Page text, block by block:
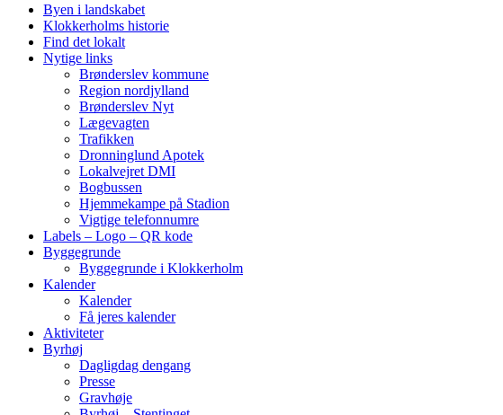
Byen i landskabet
Klokkerholms historie
Find det lokalt
Nytige links
Brønderslev kommune
Region nordjylland
Brønderslev Nyt
Lægevagten
Trafikken
Dronninglund Apotek
Lokalvejret DMI
Bogbussen
Hjemmekampe på Stadion
Vigtige telefonnumre
Labels – Logo – QR kode
Byggegrunde
Byggegrunde i Klokkerholm
Kalender
Kalender
Få jeres kalender
Aktiviteter
Byrhøj
Dagligdag dengang
Presse
Gravhøje